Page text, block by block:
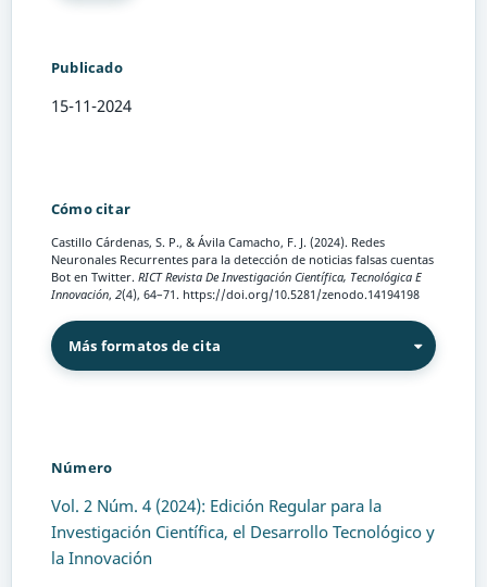
Publicado
15-11-2024
Cómo citar
Castillo Cárdenas, S. P., & Ávila Camacho, F. J. (2024). Redes
Neuronales Recurrentes para la detección de noticias falsas cuentas
Bot en Twitter. RICT Revista De Investigación Científica, Tecnológica E
Innovación, 2(4), 64–71. https://doi.org/10.5281/zenodo.14194198
Más formatos de cita
Número
Vol. 2 Núm. 4 (2024): Edición Regular para la
Investigación Científica, el Desarrollo Tecnológico y
la Innovación